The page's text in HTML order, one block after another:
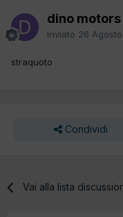
dino motors
Inviato 26
straquoto
Condividi
Vai alla lista